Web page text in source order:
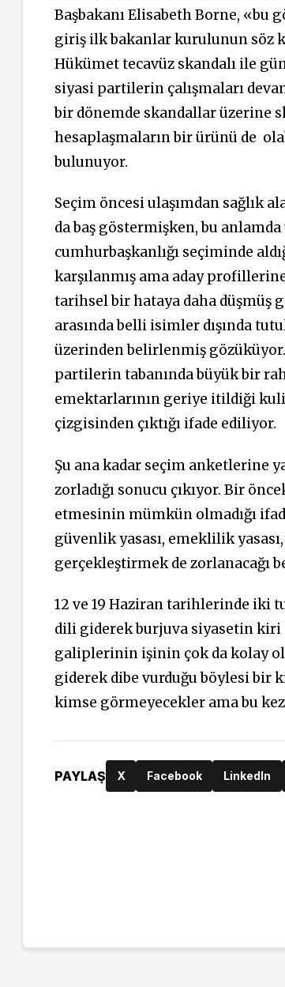
Başbakanı Elisabeth Borne, «bu
giriş ilk bakanlar kurulunun söz
Hükümet tecavüz skandalı ile
siyasi partilerin çalışmaları
bir dönemde skandallar üzerine
hesaplaşmaların bir ürünü de
bulunuyor.
Seçim öncesi ulaşımdan sağlık
da baş göstermişken, bu
cumhurbaşkanlığı seçiminde
karşılanmış ama aday
tarihsel bir hataya daha düşmüş
arasında belli isimler dışında
üzerinden belirlenmiş
partilerin tabanında büyük bir
emektarlarının geriye itildiği
çizgisinden çıktığı ifade ediliyor.
Şu ana kadar seçim anketlerine
zorladığı sonucu çıkıyor. Bir
etmesinin mümkün olmadığı
güvenlik yasası, emeklilik
gerçekleştirmek de zorlanacağı
12 ve 19 Haziran tarihlerinde iki
dili giderek burjuva siyasetin kiri
galiplerinin işinin çok da kolay
giderek dibe vurduğu böylesi
kimse görmeyecekler ama bu
PAYLAŞ X Facebook LinkedIn